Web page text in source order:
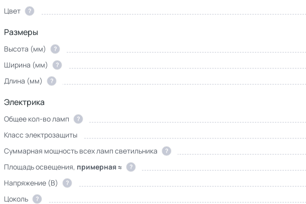
Цвет
?
Размеры
Высота (мм) ?
Ширина (мм) ?
Длина (мм) ?
Электрика
Общее кол-во ламп ?
Класс электрозащиты
Суммарная мощность всех ламп светильника
?
Площадь освещения, примерная ≈ ?
Напряжение (В) ?
Цоколь ?